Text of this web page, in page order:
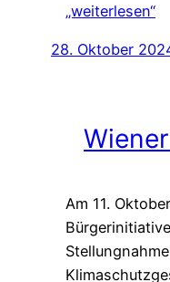
„weiterlesen“
28. Oktober
Am 11.